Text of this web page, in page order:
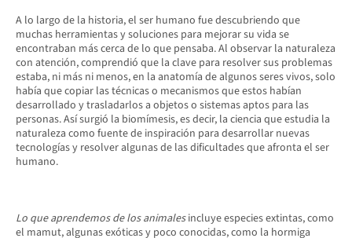
A lo largo de la historia, el ser humano fue descubriendo que
muchas herramientas y soluciones para mejorar su vida se
encontraban más cerca de lo que pensaba. Al observar la naturaleza
con atención, comprendió que la clave para resolver sus problemas
estaba, ni más ni menos, en la anatomía de algunos seres vivos, solo
había que copiar las técnicas o mecanismos que estos habían
desarrollado y trasladarlos a objetos o sistemas aptos para las
personas. Así surgió la biomímesis, es decir, la ciencia que estudia la
naturaleza como fuente de inspiración para desarrollar nuevas
tecnologías y resolver algunas de las dificultades que afronta el ser
humano.
Lo que aprendemos de los animalesincluye especies extintas, como
el mamut, algunas exóticas y poco conocidas, como la hormiga